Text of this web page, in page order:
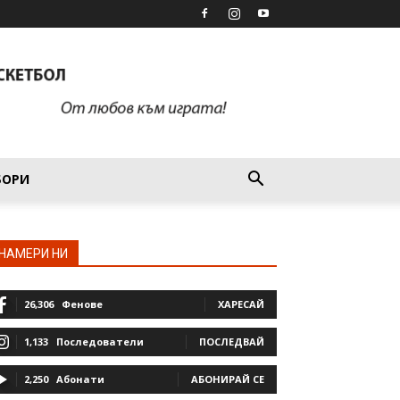
НИ
26,306 Фенове ХАРЕСАЙ
1,133 Последователи ПОСЛЕДВАЙ
2,250 Абонати АБОНИРАЙ СЕ